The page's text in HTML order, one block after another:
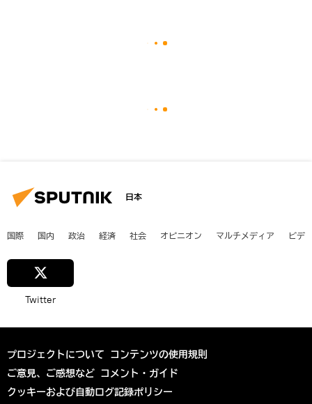
日本
国際 国内 政治 経済 社会 オピニオン マルチメディア ビデ
Twitter
プロジェクトについて コンテンツの使用規則
ご意見、ご感想など コメント・ガイド
クッキーおよび自動ログ記録ポリシー